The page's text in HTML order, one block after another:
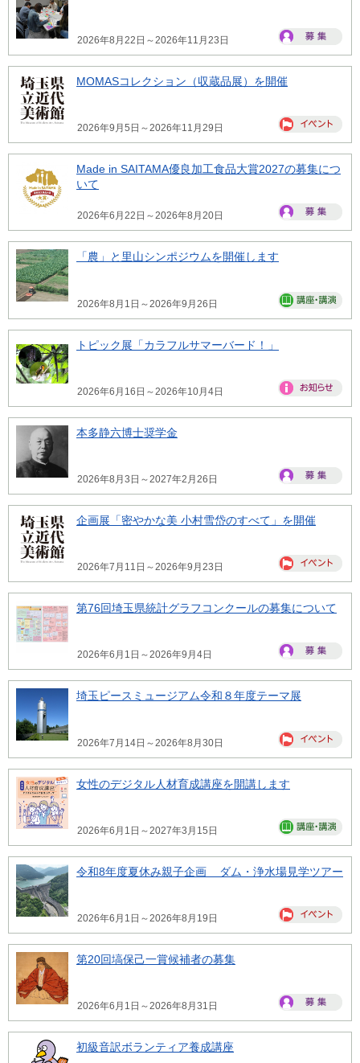
2026年8月22日～2026年11月23日
MOMASコレクション（収蔵品展）を開催
2026年9月5日～2026年11月29日
Made in SAITAMA優良加工食品大賞2027の募集につ
いて
2026年6月22日～2026年8月20日
「農」と里山シンポジウムを開催します
2026年8月1日～2026年9月26日
トピック展「カラフルサマーバード！」
2026年6月16日～2026年10月4日
本多静六博士奨学金
2026年8月3日～2027年2月26日
企画展「密やかな美 小村雪岱のすべて」を開催
2026年7月11日～2026年9月23日
第76回埼玉県統計グラフコンクールの募集について
2026年6月1日～2026年9月4日
埼玉ピースミュージアム令和８年度テーマ展
2026年7月14日～2026年8月30日
女性のデジタル人材育成講座を開講します
2026年6月1日～2027年3月15日
令和8年度夏休み親子企画 ダム・浄水場見学ツアー
2026年6月1日～2026年8月19日
第20回塙保己一賞候補者の募集
2026年6月1日～2026年8月31日
初級音訳ボランティア養成講座